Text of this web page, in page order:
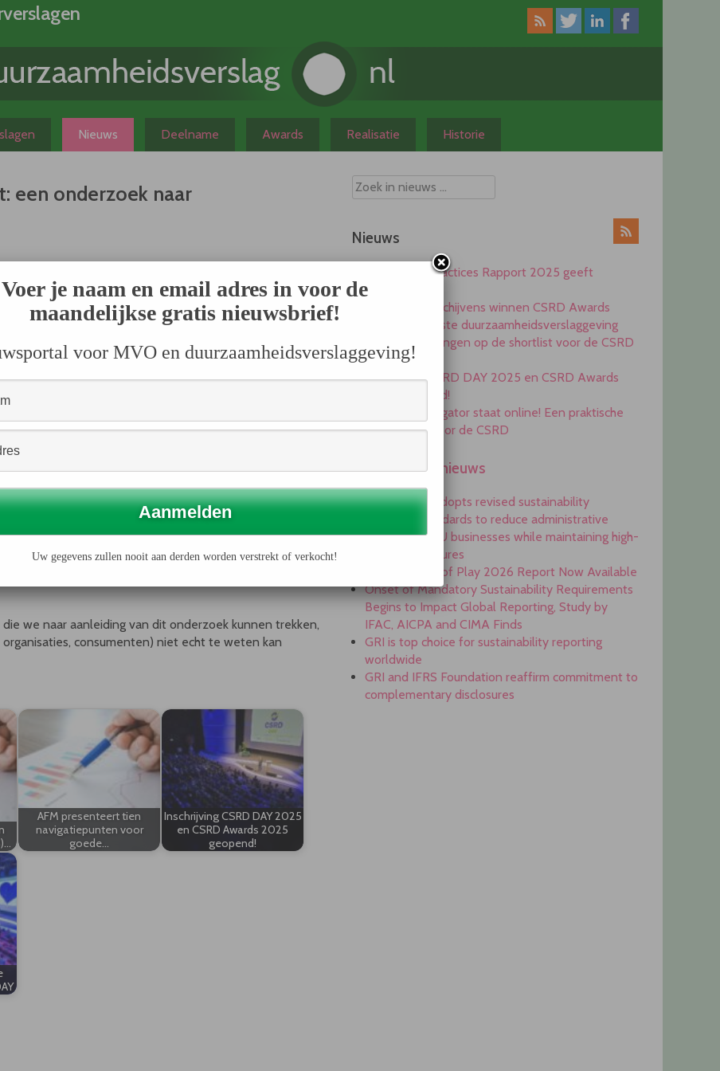
Nieuws Deelname Awards Realisatie Historie
een onderzoek naar
mogelijk om op grond van duurzaamheidsverslagen de
trekt Stichting Natuur en Milieu in een
biermarkt (mei 2007). Ook consumenten die bellen met
goede informatie van de consumentenservice.
organisaties weinig tot niets met
Natuur en Milieu heeft de handschoen opgepakt en
maatschappelijke organisaties werkelijk tot nut
als voorbeeldsector voor dit onderzoek te nemen.
van gesprekken met de brouwers en van een
Natuur en Milieu, kunnen we een aantal conclusies
dan ze zouden kunnen zijn. De
en vrije manier, waardoor de prestaties van
vergelijking onmogelijk te maken is.
van duurzame landbouw en het gebruik van groene
achterhalen van milieu-informatie via de
blijken vaak zelf niet voldoende ingelicht
we naar aanleiding van dit onderzoek kunnen trekken,
consumenten) niet echt te weten kan
AFM presenteert tien
navigatiepunten voor
goede…
Inschrijving CSRD DAY 2025
en CSRD Awards 2025
geopend!
Nieuws
CSRD Best Practices Rapport 2025 geeft
inspiratie
Heijmans en Schijvens winnen CSRD Awards
2025 voor beste duurzaamheidsverslaggeving
Elf ondernemingen op de shortlist voor de CSRD
Awards 2025
Inschrijving CSRD DAY 2025 en CSRD Awards
2025 geopend!
De ESRS Navigator staat online! Een praktische
handleiding voor de CSRD
Engelstalig nieuws
Commission adopts revised sustainability
reporting standards to reduce administrative
burdens for EU businesses while maintaining high-
quality disclosures
EFRAG State of Play 2026 Report Now Available
Onset of Mandatory Sustainability Requirements
Begins to Impact Global Reporting, Study by
IFAC, AICPA and CIMA Finds
GRI is top choice for sustainability reporting
worldwide
GRI and IFRS Foundation reaffirm commitment to
complementary disclosures
Voer je naam en email adres in voor de
maandelijkse gratis nieuwsbrief!
voor MVO en duurzaamheidsverslaggeving!
Uw gegevens zullen nooit aan derden worden verstrekt of verkocht!